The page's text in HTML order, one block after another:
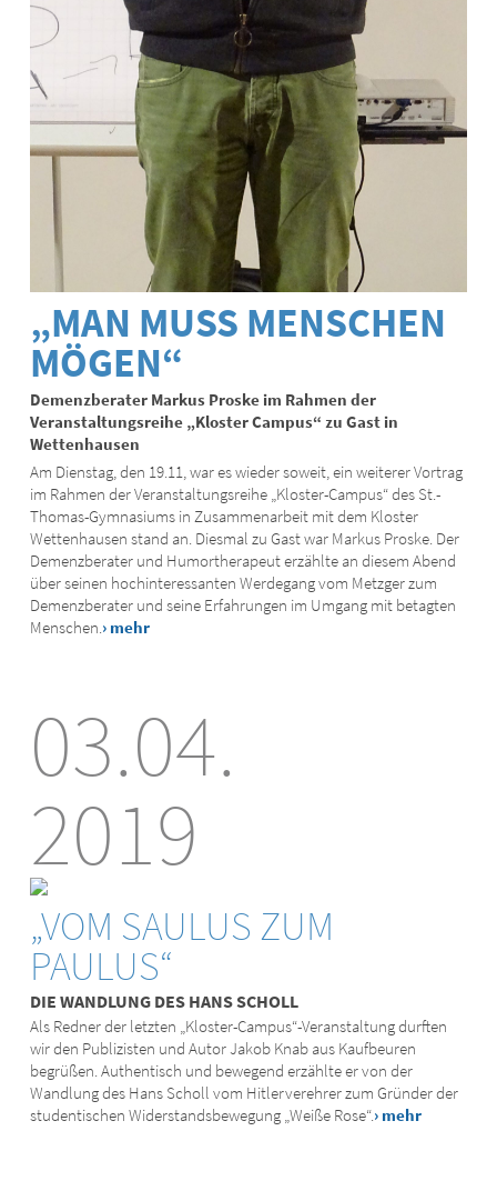
„MAN MUSS MENSCHEN
MÖGEN“
Demenzberater Markus Proske im Rahmen der
Veranstaltungsreihe „Kloster Campus“ zu Gast in
Wettenhausen
Am Dienstag, den 19.11, war es wieder soweit, ein weiterer Vortrag
im Rahmen der Veranstaltungsreihe „Kloster-Campus“ des St.-
Thomas-Gymnasiums in Zusammenarbeit mit dem Kloster
Wettenhausen stand an. Diesmal zu Gast war Markus Proske. Der
Demenzberater und Humortherapeut erzählte an diesem Abend
über seinen hochinteressanten Werdegang vom Metzger zum
Demenzberater und seine Erfahrungen im Umgang mit betagten
Menschen.› mehr
03.04.
2019
„VOM SAULUS ZUM
PAULUS“
DIE WANDLUNG DES HANS SCHOLL
Als Redner der letzten „Kloster-Campus“-Veranstaltung durften
wir den Publizisten und Autor Jakob Knab aus Kaufbeuren
begrüßen. Authentisch und bewegend erzählte er von der
Wandlung des Hans Scholl vom Hitlerverehrer zum Gründer der
studentischen Widerstandsbewegung „Weiße Rose“.› mehr